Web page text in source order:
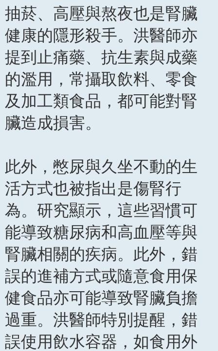
抽菸、高壓與熬夜也是腎臟
健康的隱形殺手。洪醫師亦
提到止痛藥、抗生素與成藥
的濫用，常攝取飲料、零食
及加工類食品，都可能對腎
臟造成損害。
此外，憋尿與久坐不動的生
活方式也被指出是傷腎行
為。研究顯示，這些習慣可
能導致糖尿病和高血壓等與
腎臟相關的疾病。此外，錯
誤的進補方式或隨意食用保
健食品亦可能導致腎臟負擔
過重。洪醫師特別提醒，錯
誤使用飲水容器，如食用外